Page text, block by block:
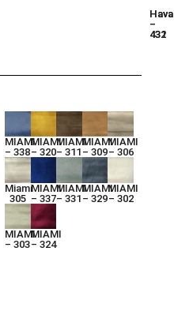
–
431
–
432
MIAMI
– 338
MIAMI
– 320
MIAMI
– 311
MIAMI
– 309
MIAMI
– 306
Miami
305
MIAMI
– 337
MIAMI
– 331
MIAMI
– 329
MIAMI
– 302
MIAMI
– 303
MIAMI
– 324